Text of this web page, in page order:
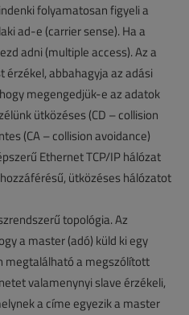
folyamatosan figyeli a
ad-e (carrier sense). Ha a
adni (multiple access). Az a
érzékel, abbahagyja az adási
megengedjük-e az adatok
ütközéses (CD – collision
(CA – collision avoidance)
Ethernet TCP/IP hálózat
ütközéses hálózatot
topológia. Az
a master (adó) küld ki egy
megtalálható a megszólított
valamenynyi slave érzékeli,
a címe egyezik a master